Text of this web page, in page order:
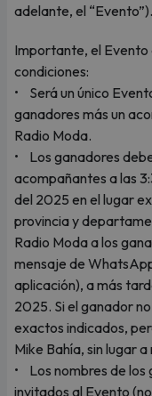
adelante, el “Evento”).
Importante, el Evento
condiciones:
• Será un único
ganadores más un
Radio Moda.
• Los ganadores
acompañantes a las
del 2025 en el lugar
provincia y
Radio Moda a los
mensaje de
aplicación), a más
2025. Si el ganador
exactos indicados,
Mike Bahía, sin lugar
• Los nombres de los
invitados al Evento